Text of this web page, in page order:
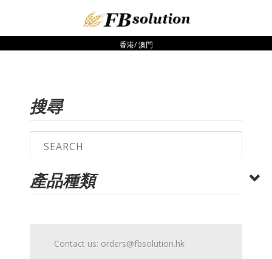
香港/ 澳門
搜尋
產品種類
Contact us: orders@fbsolution.hk